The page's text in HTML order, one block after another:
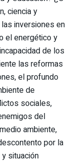
ciencia y
inversiones en
el energético y
de los
las reformas
el profundo
de
sociales,
del
ambiente,
por la
situación